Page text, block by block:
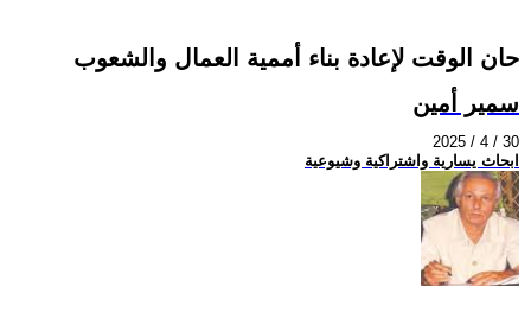
حان الوقت لإعادة بناء أممية العمال والشعوب
سمير أمين
2025 / 4 / 30
ابحاث يسارية واشتراكية وشيوعية